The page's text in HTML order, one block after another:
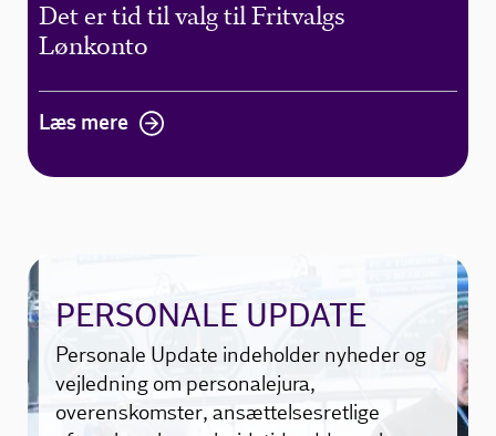
Det er tid til valg til Fritvalgs
Lønkonto
Læs mere
PERSONALE UPDATE
Personale Update indeholder nyheder og
vejledning om personalejura,
overenskomster, ansættelsesretlige